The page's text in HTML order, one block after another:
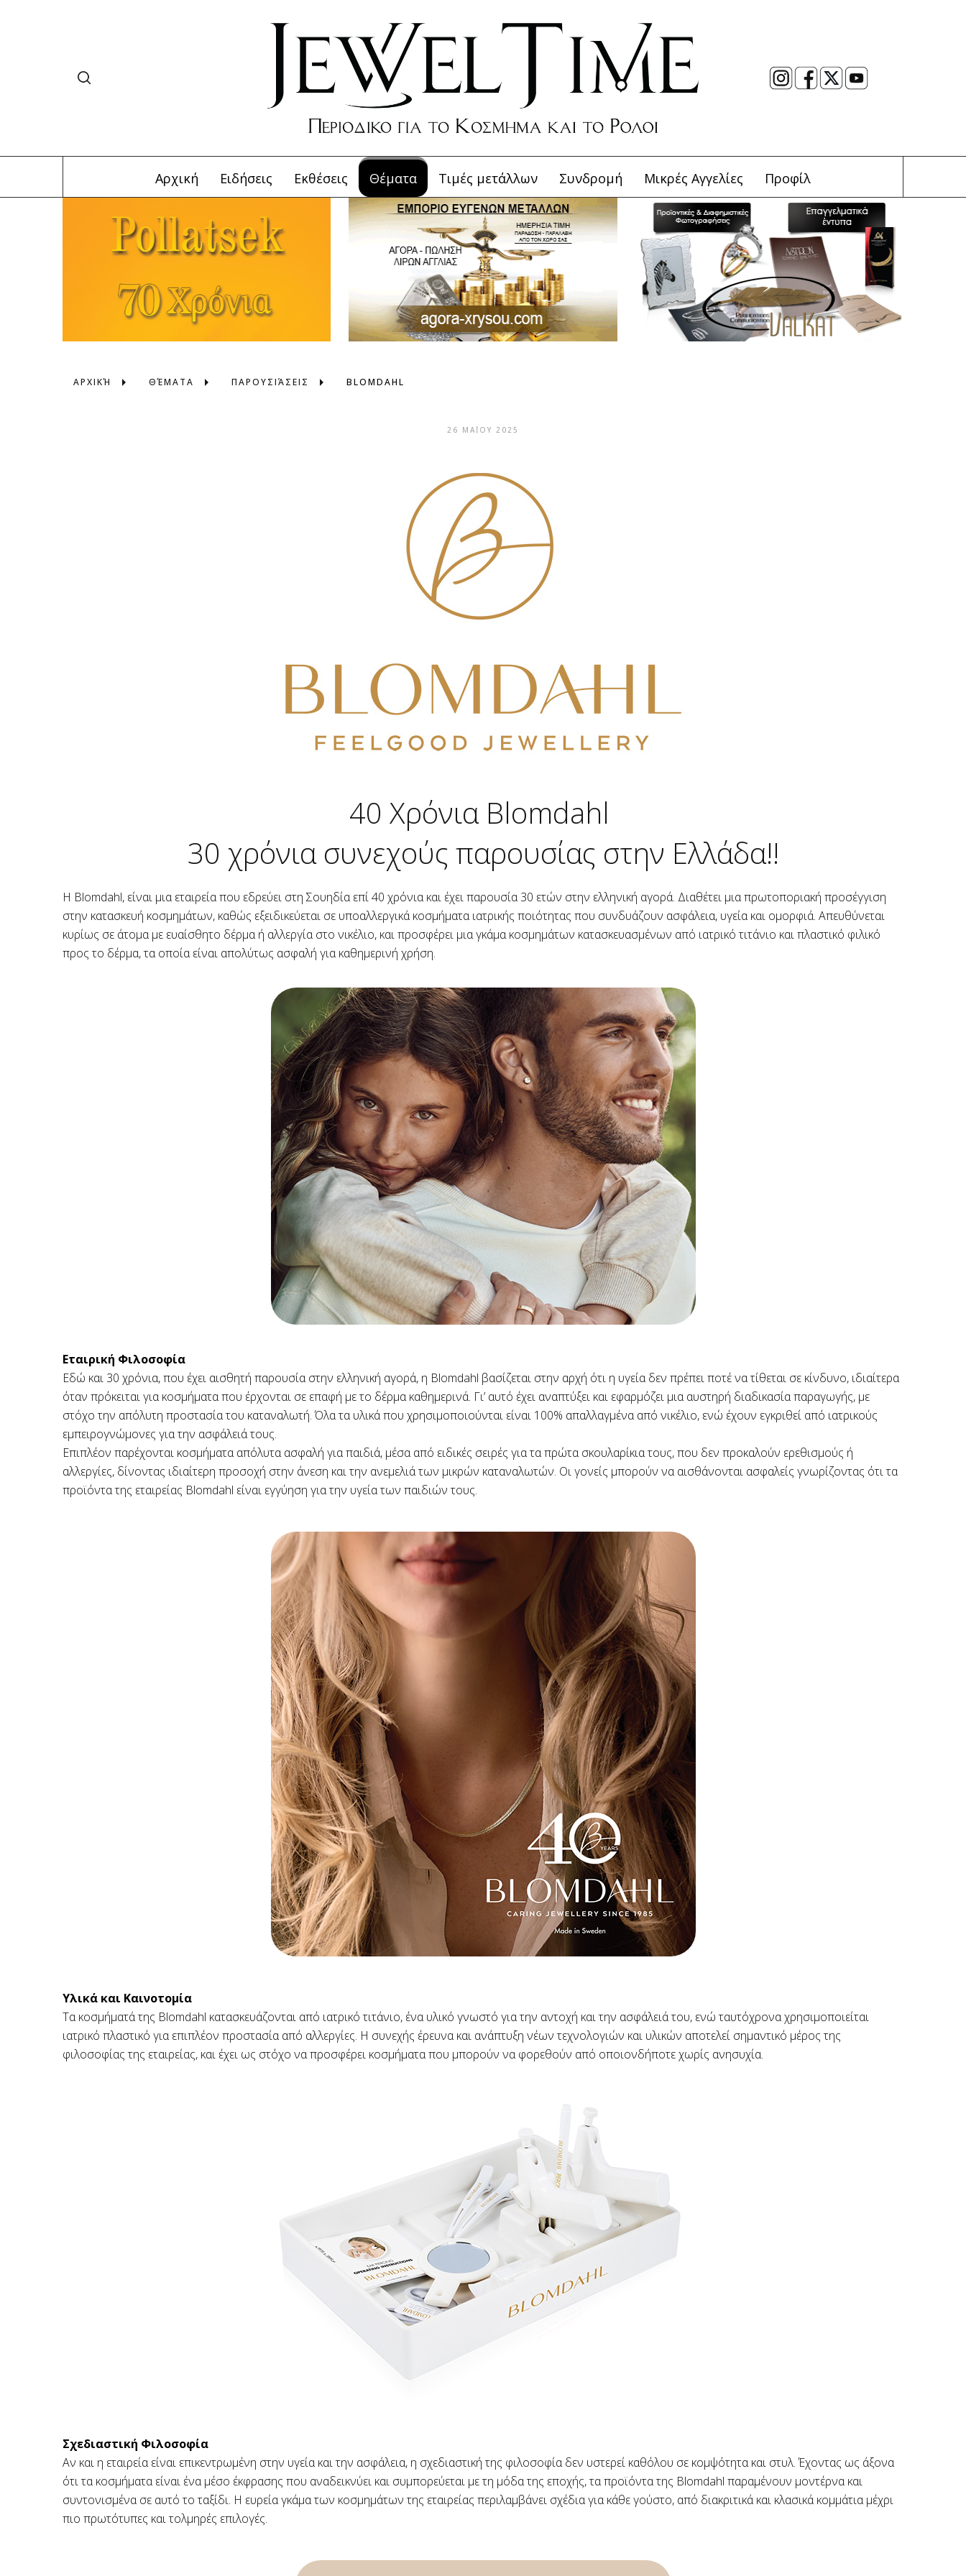
Αρχική Ειδήσεις Εκθέσεις Θέματα Τιμές μετάλλων Συνδρομή Μικρές Αγγελίες Προφίλ
ΑΡΧΙΚΉ ΘΈΜΑΤΑ ΠΑΡΟΥΣΙΆΣΕΙΣ BLOMDAHL
26 ΜΑΪ́ΟΥ 2025
40 Χρόνια Blomdahl
30 χρόνια συνεχούς παρουσίας στην Ελλάδα!!
Η Blomdahl, είναι μια εταιρεία που εδρεύει στη Σουηδία επί 40 χρόνια και έχει παρουσία 30 ετών στην ελληνική αγορά. Διαθέτει μια πρωτοποριακή προσέγγιση
στην κατασκευή κοσμημάτων, καθώς εξειδικεύεται σε υποαλλεργικά κοσμήματα ιατρικής ποιότητας που συνδυάζουν ασφάλεια, υγεία και ομορφιά. Απευθύνεται
κυρίως σε άτομα με ευαίσθητο δέρμα ή αλλεργία στο νικέλιο, και προσφέρει μια γκάμα κοσμημάτων κατασκευασμένων από ιατρικό τιτάνιο και πλαστικό φιλικό
προς το δέρμα, τα οποία είναι απολύτως ασφαλή για καθημερινή χρήση.
Εταιρική Φιλοσοφία
Εδώ και 30 χρόνια, που έχει αισθητή παρουσία στην ελληνική αγορά, η Blomdahl βασίζεται στην αρχή ότι η υγεία δεν πρέπει ποτέ να τίθεται σε κίνδυνο, ιδιαίτερα
όταν πρόκειται για κοσμήματα που έρχονται σε επαφή με το δέρμα καθημερινά. Γι’ αυτό έχει αναπτύξει και εφαρμόζει μια αυστηρή διαδικασία παραγωγής, με
στόχο την απόλυτη προστασία του καταναλωτή. Όλα τα υλικά που χρησιμοποιούνται είναι 100% απαλλαγμένα από νικέλιο, ενώ έχουν εγκριθεί από ιατρικούς
εμπειρογνώμονες για την ασφάλειά τους.
Επιπλέον παρέχονται κοσμήματα απόλυτα ασφαλή για παιδιά, μέσα από ειδικές σειρές για τα πρώτα σκουλαρίκια τους, που δεν προκαλούν ερεθισμούς ή
αλλεργίες, δίνοντας ιδιαίτερη προσοχή στην άνεση και την ανεμελιά των μικρών καταναλωτών. Οι γονείς μπορούν να αισθάνονται ασφαλείς γνωρίζοντας ότι τα
προϊόντα της εταιρείας Blomdahl είναι εγγύηση για την υγεία των παιδιών τους.
Υλικά και Καινοτομία
Τα κοσμήματά της Blomdahl κατασκευάζονται από ιατρικό τιτάνιο, ένα υλικό γνωστό για την αντοχή και την ασφάλειά του, ενώ ταυτόχρονα χρησιμοποιείται
ιατρικό πλαστικό για επιπλέον προστασία από αλλεργίες. Η συνεχής έρευνα και ανάπτυξη νέων τεχνολογιών και υλικών αποτελεί σημαντικό μέρος της
φιλοσοφίας της εταιρείας, και έχει ως στόχο να προσφέρει κοσμήματα που μπορούν να φορεθούν από οποιονδήποτε χωρίς ανησυχία.
Σχεδιαστική Φιλοσοφία
Αν και η εταιρεία είναι επικεντρωμένη στην υγεία και την ασφάλεια, η σχεδιαστική της φιλοσοφία δεν υστερεί καθόλου σε κομψότητα και στυλ. Έχοντας ως άξονα
ότι τα κοσμήματα είναι ένα μέσο έκφρασης που αναδεικνύει και συμπορεύεται με τη μόδα της εποχής, τα προϊόντα της Blomdahl παραμένουν μοντέρνα και
συντονισμένα σε αυτό το ταξίδι. Η ευρεία γκάμα των κοσμημάτων της εταιρείας περιλαμβάνει σχέδια για κάθε γούστο, από διακριτικά και κλασικά κομμάτια μέχρι
πιο πρωτότυπες και τολμηρές επιλογές.